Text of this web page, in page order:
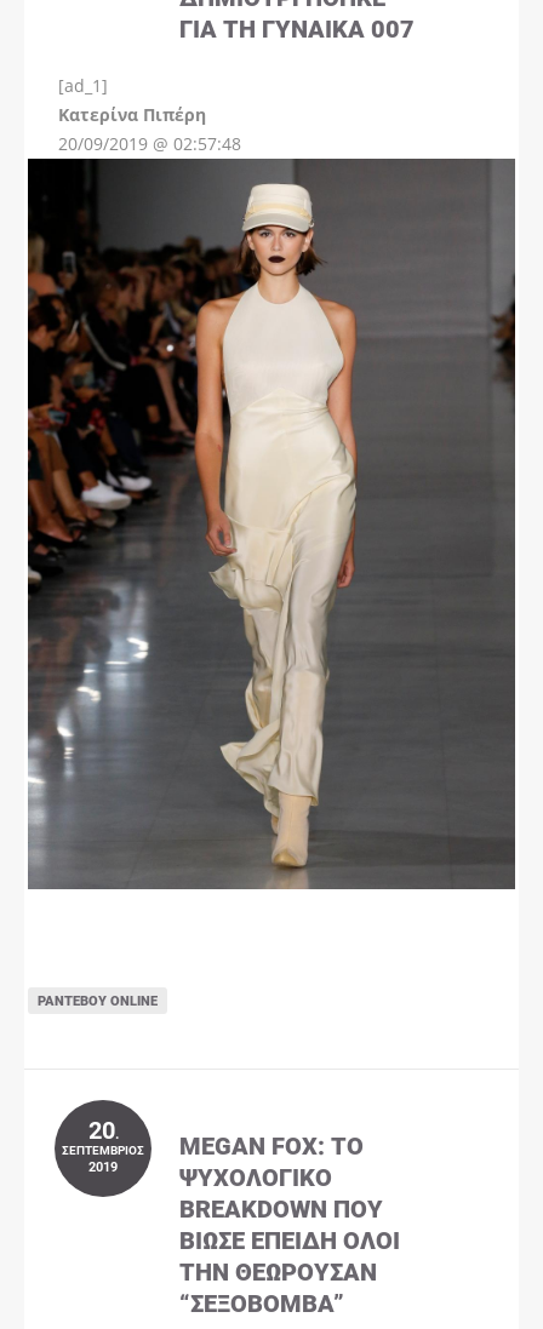
ΓΙΑ ΤΗ ΓΥΝΑΊΚΑ 007
[ad_1]
Kατερίνα Πιπέρη
20/09/2019 @ 02:57:48
ΡΑΝΤΕΒΟΎ ONLINE
20.
ΣΕΠΤΈΜΒΡΙΟΣ
2019
MEGAN FOX: ΤΟ
ΨΥΧΟΛΟΓΙΚΌ
BREAKDOWN ΠΟΥ
ΒΊΩΣΕ ΕΠΕΙΔΉ ΌΛΟΙ
ΤΗΝ ΘΕΩΡΟΎΣΑΝ
“ΣΕΞΟΒΌΜΒΑ”